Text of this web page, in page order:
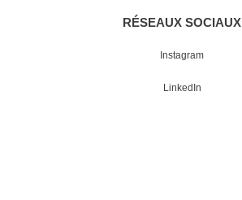
RÉSEAUX SOCIAUX
Instagram
LinkedIn